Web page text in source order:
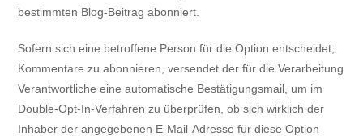
bestimmten Blog-Beitrag abonniert.
Sofern sich eine betroffene Person für die Option entscheidet,
Kommentare zu abonnieren, versendet der für die Verarbeitung
Verantwortliche eine automatische Bestätigungsmail, um im
Double-Opt-In-Verfahren zu überprüfen, ob sich wirklich der
Inhaber der angegebenen E-Mail-Adresse für diese Option